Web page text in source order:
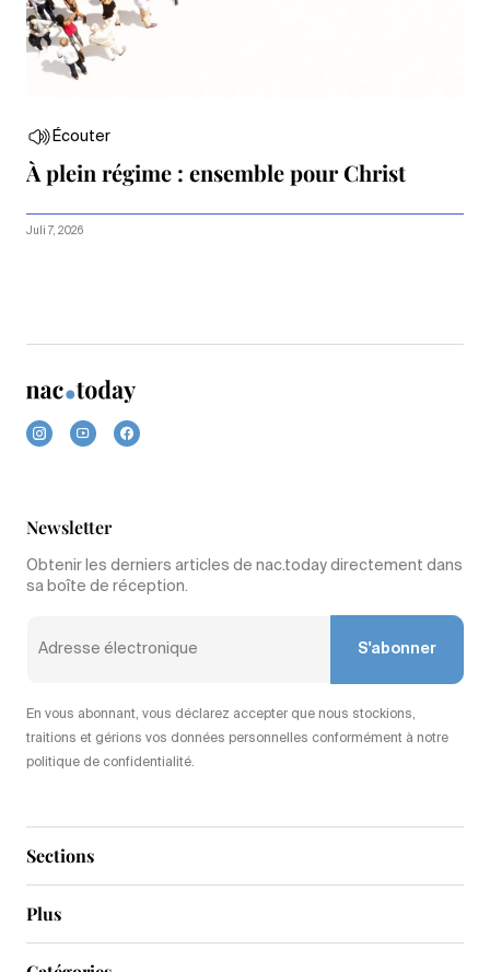
Écouter
À plein régime : ensemble pour Christ
Juli 7, 2026
Sections
Plus
Newsletter
Obtenir les derniers articles de nac.today directement dans
sa boîte de réception.
S'abonner
En vous abonnant, vous déclarez accepter que nous stockions,
traitions et gérions vos données personnelles conformément à notre
politique de confidentialité.